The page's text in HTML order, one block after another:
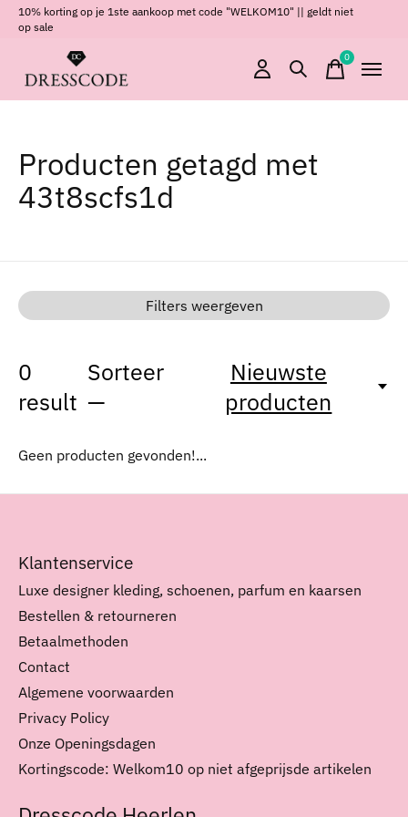
10% korting op je 1ste aankoop met code "WELKOM10" || geldt niet
op sale
0items
Producten getagd met
43t8scfs1d
Filters weergeven
0
result
Sorteer
—
Nieuwste
producten
Geen producten gevonden!...
Klantenservice
Luxe designer kleding, schoenen, parfum en kaarsen
Bestellen & retourneren
Betaalmethoden
Contact
Algemene voorwaarden
Privacy Policy
Onze Openingsdagen
Kortingscode: Welkom10 op niet afgeprijsde artikelen